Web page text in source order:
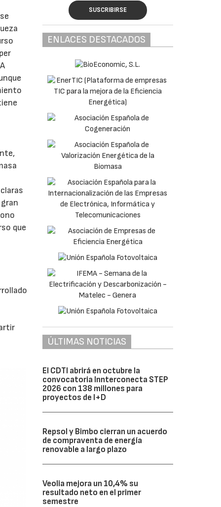
que
SUSCRIBIRSE
ENLACES DESTACADOS
ÚLTIMAS NOTICIAS
El CDTI abrirá en octubre la
convocatoria Innterconecta STEP
2026 con 138 millones para
proyectos de I+D
Repsol y Bimbo cierran un acuerdo
de compraventa de energía
renovable a largo plazo
Veolia mejora un 10,4% su
resultado neto en el primer
semestre